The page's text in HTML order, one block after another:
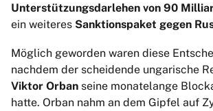
Unterstützungsdarlehen von 90
ein weiteres Sanktionspaket gegen
Möglich geworden waren diese
nachdem der scheidende ungarische
Viktor Orban seine monatelange
hatte. Orban nahm an dem Gipfel auf